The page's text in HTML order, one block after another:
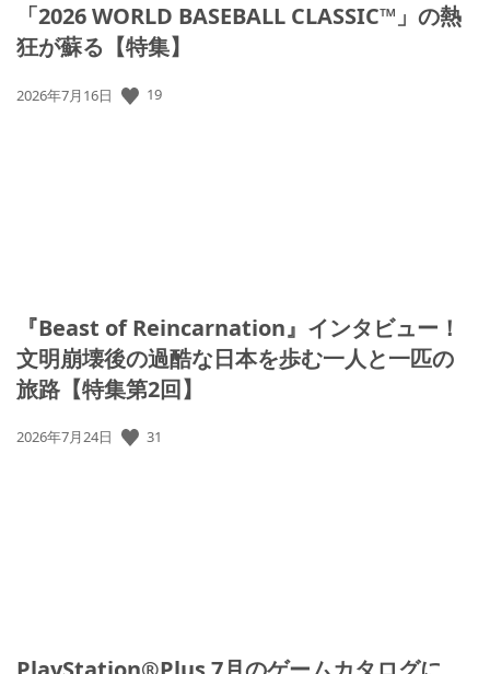
「2026 WORLD BASEBALL CLASSIC™」の熱
狂が蘇る【特集】
公
2026年7月16日 19
『Beast of Reincarnation』インタビュー！
文明崩壊後の過酷な日本を歩む一人と一匹の
旅路【特集第2回】
公
2026年7月24日 31